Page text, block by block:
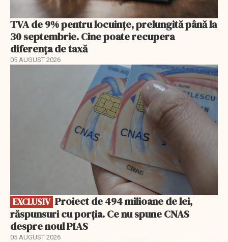
TVA de 9% pentru locuințe, prelungită până la
30 septembrie. Cine poate recupera
diferența de taxă
05 AUGUST 2026
EXCLUSIV
răspunsuri cu porția. Ce nu spune CNAS
despre noul PIAS
05 AUGUST 2026